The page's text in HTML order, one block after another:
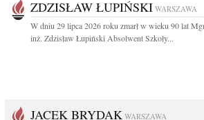
ZDZISŁAW ŁUPIŃSKI WARSZAWA
W dniu 29 lipca 2026 roku zmarł w wieku 90 lat
inż. Zdzisław Łupiński Absolwent Szkoły...
JACEK BRYDAK WARSZAWA